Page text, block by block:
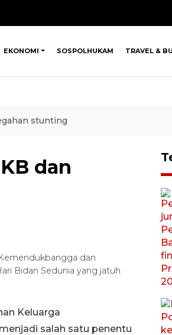
EKONOMI SOSPOLHUKAM TRAVEL &
stunting
dan
dan
Bidan Sedunia yang jatuh
Keluarga
salah satu penentu